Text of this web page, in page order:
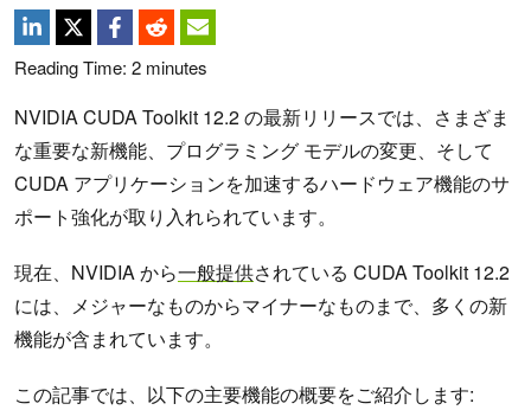
Reading Time: 2 minutes
NVIDIA CUDA Toolkit 12.2 の最新リリースでは、さまざま
な重要な新機能、プログラミング モデルの変更、そして
CUDA アプリケーションを加速するハードウェア機能のサ
ポート強化が取り入れられています。
現在、NVIDIA から一般提供されている CUDA Toolkit 12.2
には、メジャーなものからマイナーなものまで、多くの新
機能が含まれています。
この記事では、以下の主要機能の概要をご紹介します: